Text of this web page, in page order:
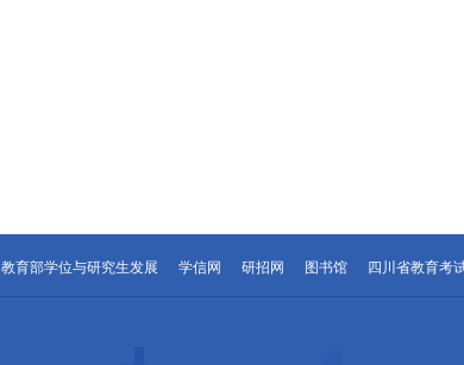
教育部学位与研究生发展 学信网 研招网 图书馆 四川省教育考